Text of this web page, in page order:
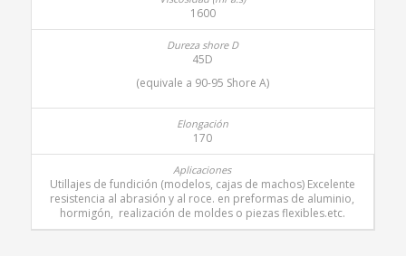
1600
45D
(equivale a 90-95 Shore A)
170
Utillajes de fundición (modelos, cajas de machos) Excelente
resistencia al abrasión y al roce. en preformas de aluminio,
hormigón, realización de moldes o piezas flexibles.etc.